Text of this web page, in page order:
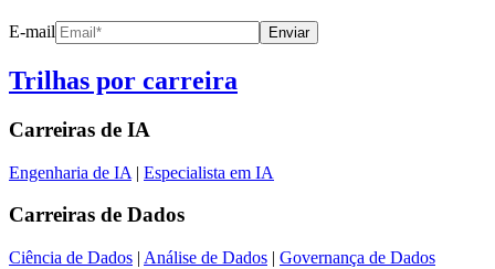
E-mail Enviar
Trilhas por carreira
Carreiras de IA
Engenharia de IA | Especialista em IA
Carreiras de Dados
Ciência de Dados | Análise de Dados | Governança de Dados